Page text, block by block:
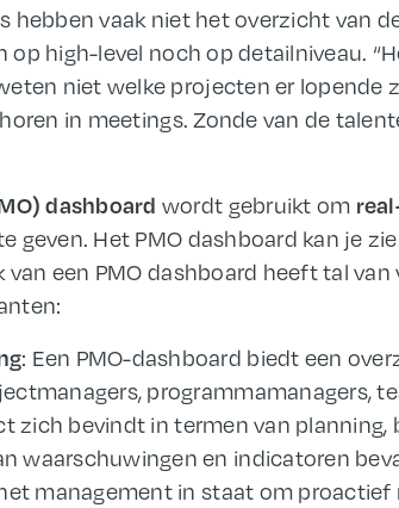
hebben vaak niet het overzicht van
op high-level noch op detailniveau.
niet welke projecten er lopende
in meetings. Zonde van de
dashboard wordt gebruikt om
geven. Het PMO dashboard kan je
een PMO dashboard heeft tal
: Een PMO-dashboard biedt een
programmamanagers,
zich bevindt in termen van planning,
waarschuwingen en indicatoren
management in staat om